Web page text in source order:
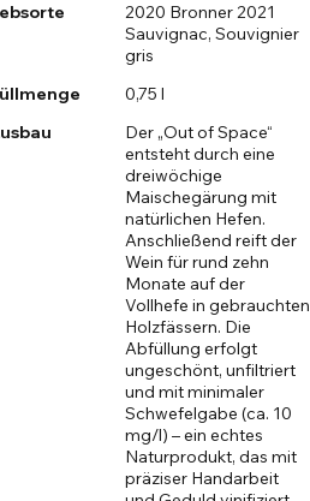
2020 Bronner 2021
Sauvignac, Souvignier
gris
0,75 l
Der „Out of Space“
entsteht durch eine
dreiwöchige
Maischegärung mit
natürlichen Hefen.
Anschließend reift der
Wein für rund zehn
Monate auf der
Vollhefe in gebrauchten
Holzfässern. Die
Abfüllung erfolgt
ungeschönt, unfiltriert
und mit minimaler
Schwefelgabe (ca. 10
mg/l) – ein echtes
Naturprodukt, das mit
präziser Handarbeit